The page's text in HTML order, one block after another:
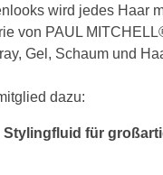
wird jedes Haar
von PAUL
Gel, Schaum und
dazu:
für